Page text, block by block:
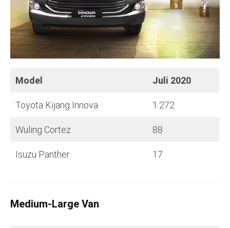
Model Juli 2020
Toyota Kijang Innova 1.272
Wuling Cortez 88
Isuzu Panther 17
Medium-Large Van